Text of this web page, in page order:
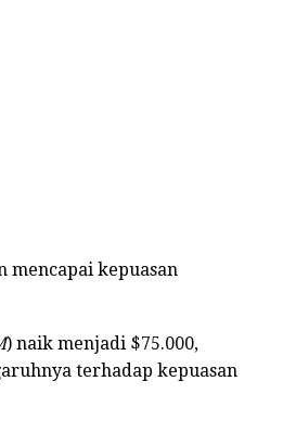
mencapai kepuasan
) naik menjadi $75.000,
terhadap kepuasan